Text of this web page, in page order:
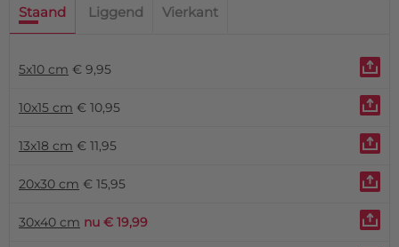
Staand Liggend Vierkant
5x10 cm € 9,95
10x15 cm € 10,95
13x18 cm € 11,95
20x30 cm € 15,95
30x40 cm nu € 19,99